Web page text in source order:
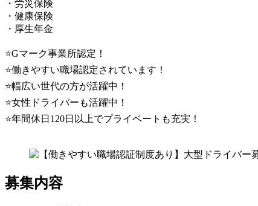
・労災保険
・健康保険
・厚生年金
⭐Gマーク事業所認定！
⭐働きやすい職場認定されています！
⭐幅広い世代の方が活躍中！
⭐女性ドライバーも活躍中！
⭐年間休日120日以上でプライベートも充実！
募集内容